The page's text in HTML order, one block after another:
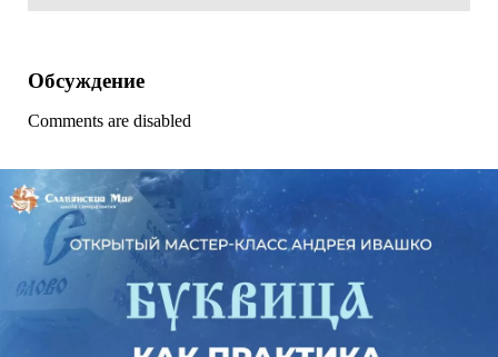
Обсуждение
Comments are disabled